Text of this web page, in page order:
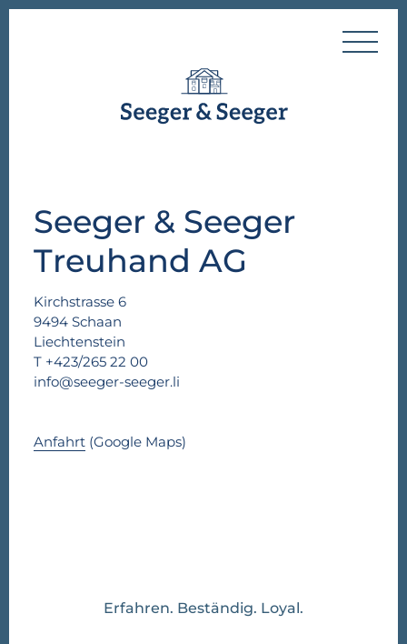
Seeger & Seeger
Treuhand AG
Kirchstrasse 6
9494 Schaan
Liechtenstein
T +423/265 22 00
info@seeger-seeger.li
Anfahrt (Google Maps)
Erfahren. Beständig. Loyal.